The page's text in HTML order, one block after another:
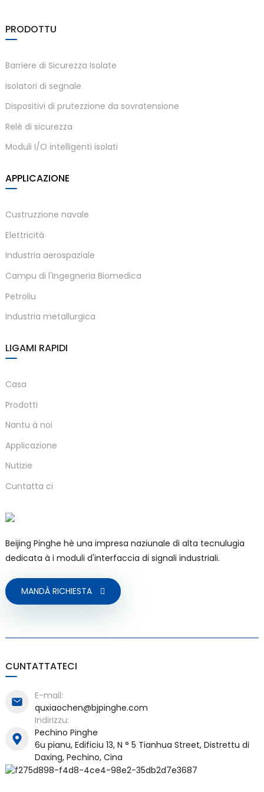
PRODOTTU
Barriere di Sicurezza Isolate
Isolatori di segnale
Dispositivi di prutezzione da sovratensione
Relè di sicurezza
Moduli I/O intelligenti isolati
APPLICAZIONE
Custruzzione navale
Elettricità
Industria aerospaziale
Campu di l'Ingegneria Biomedica
Petroliu
Industria metallurgica
LIGAMI RAPIDI
Casa
Prodotti
Nantu à noi
Applicazione
Nutizie
Cuntatta ci
Beijing Pinghe hè una impresa naziunale di alta tecnulugia
dedicata à i moduli d'interfaccia di signali industriali.
MANDÀ RICHIESTA
CUNTATTATECI
E-mail:
quxiaochen@bjpinghe.com
Indirizzu:
Pechino Pinghe
6u pianu, Edificiu 13, N ° 5 Tianhua Street, Distrettu di
Daxing, Pechino, Cina